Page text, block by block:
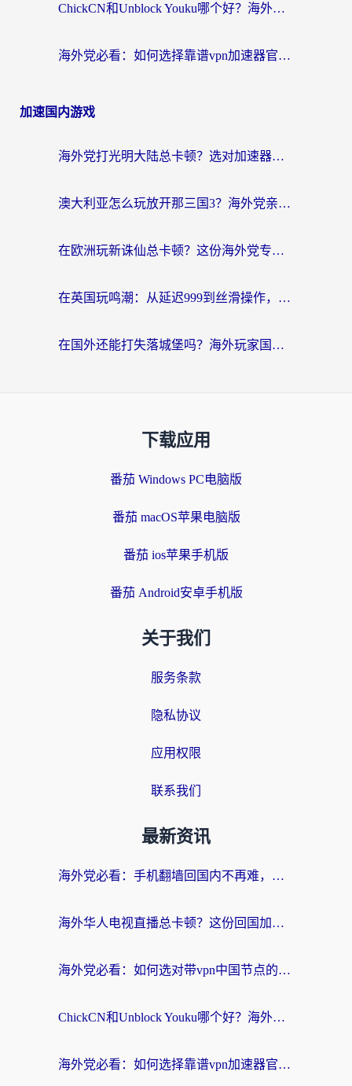
ChickCN和Unblock Youku哪个好？海外党亲测4款热门回国加速器，附避坑指南
海外党必看：如何选择靠谱vpn加速器官网？轻松解决国内APP地区限制
加速国内游戏
海外党打光明大陆总卡顿？选对加速器才是关键！（附亲测好用的推荐）
澳大利亚怎么玩放开那三国3？海外党亲测有效的国服游戏加速指南
在欧洲玩新诛仙总卡顿？这份海外党专属加速器指南帮你解决延迟难题
在英国玩鸣潮：从延迟999到丝滑操作，我是怎么做到的？
在国外还能打失落城堡吗？海外玩家国服游戏加速终极指南（附北美玩online加速器下载技巧）
下载应用
番茄 Windows PC电脑版
番茄 macOS苹果电脑版
番茄 ios苹果手机版
番茄 Android安卓手机版
关于我们
服务条款
隐私协议
应用权限
联系我们
最新资讯
海外党必看：手机翻墙回国内不再难，一篇搞定无缝访问国内资源指南
海外华人电视直播总卡顿？这份回国加速器选择指南帮你无缝看国内资源
海外党必看：如何选对带vpn中国节点的加速器？无缝访问国内资源全攻略
ChickCN和Unblock Youku哪个好？海外党亲测4款热门回国加速器，附避坑指南
海外党必看：如何选择靠谱vpn加速器官网？轻松解决国内APP地区限制